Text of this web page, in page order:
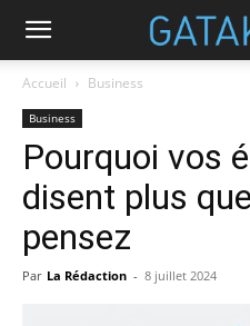
Accueil Business
Business
Pourquoi vos
disent plus
pensez
Par La Rédaction - 8 juillet 2024